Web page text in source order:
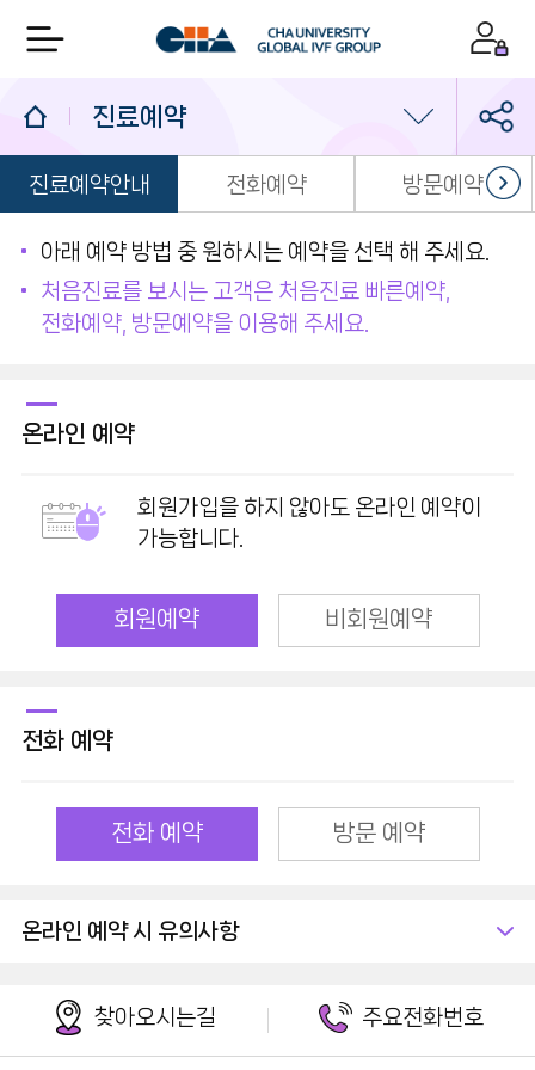
진료예약
의료진/진료일정
진료예약
1:1 상담실
진료예약안내 전화예약 방문예약
아래 예약 방법 중 원하시는 예약을 선택 해 주세요.
처음진료를 보시는 고객은 처음진료 빠른예약,
전화예약, 방문예약을 이용해 주세요.
온라인 예약
회원가입을 하지 않아도 온라인 예약이
가능합니다.
회원예약 비회원예약
전화 예약
전화 예약 방문 예약
온라인 예약 시 유의사항
찾아오시는길 주요전화번호